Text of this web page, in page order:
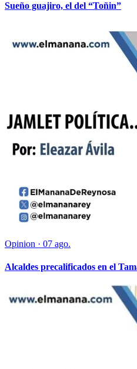
Sueño guajiro, el del “Toñin”
Opinion · 07 ago.
Alcaldes precalificados en el